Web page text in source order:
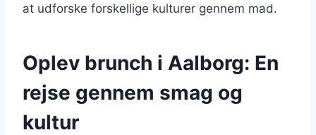
at udforske forskellige kulturer gennem mad.
Oplev brunch i Aalborg: En
rejse gennem smag og
kultur